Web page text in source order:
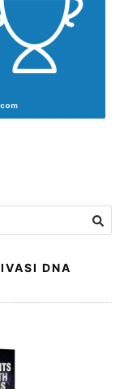
DNA